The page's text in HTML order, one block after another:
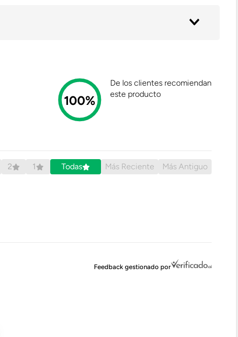
100%
De los clientes recomiendan
este producto
2 1 Todas Más Reciente Más Antiguo
Feedback gestionado por